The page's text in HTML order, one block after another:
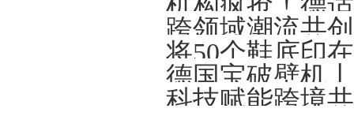
将50个鞋底印
德国宝破壁机